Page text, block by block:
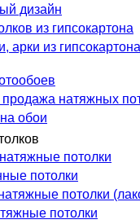
дизайн
из гипсокартона
арки из
продажа натяжных
обои
потолки
потолки
потолки
потолки